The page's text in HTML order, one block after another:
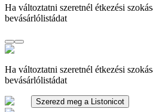
Ha változtatni szeretnél étkezési
bevásárlólistádat
Ha változtatni szeretnél étkezési
bevásárlólistádat
Szerezd meg a Listonicot